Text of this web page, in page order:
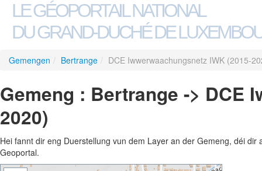
LE GÉOPORTAIL NATIONAL
DU GRAND-DUCHÉ DE
Gemengen / Bertrange / DCE Iwwerwaachungsnetz IWK (2015-
Gemeng : Bertrange -> DCE
2020)
Hei fannt dir eng Duerstellung vun dem Layer an der Gemeng, déi
Geoportal.